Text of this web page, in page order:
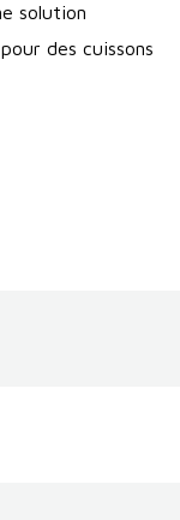
solution
des cuissons